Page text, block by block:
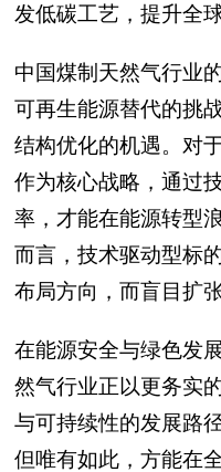
发低碳工艺，提升全
中国煤制天然气行业
可再生能源替代的挑
结构优化的机遇。对
作为核心战略，通过
率，才能在能源转型
而言，技术驱动型标
布局方向，而盲目扩
在能源安全与绿色发
然气行业正以更务实
与可持续性的发展路
但唯有如此，方能在